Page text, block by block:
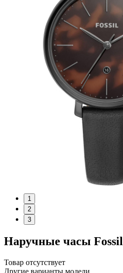
1
2
3
Наручные часы Fossil
Товар отсутствует
Другие варианты модели